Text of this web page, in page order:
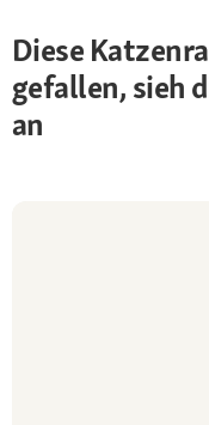
Diese
gefallen, sieh
an